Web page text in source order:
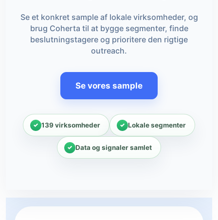
Se et konkret sample af lokale virksomheder, og
brug Coherta til at bygge segmenter, finde
beslutningstagere og prioritere den rigtige
outreach.
Se vores sample
139 virksomheder Lokale segmenter
Data og signaler samlet